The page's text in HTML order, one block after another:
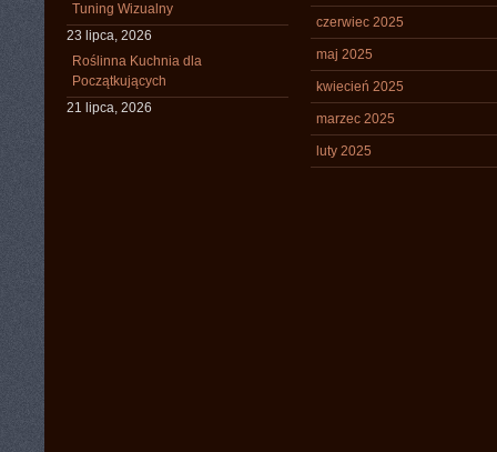
Tuning Wizualny
23 lipca, 2026
Roślinna Kuchnia dla
Początkujących
21 lipca, 2026
czerwiec 2025
maj 2025
kwiecień 2025
marzec 2025
luty 2025